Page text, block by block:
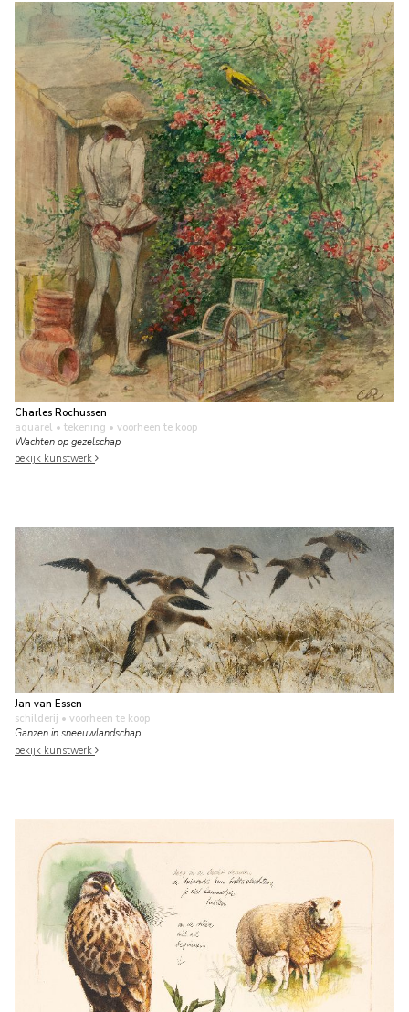
Charles Rochussen
aquarel • tekening • voorheen te koop
Wachten op gezelschap
bekijk kunstwerk
Jan van Essen
schilderij • voorheen te koop
Ganzen in sneeuwlandschap
bekijk kunstwerk